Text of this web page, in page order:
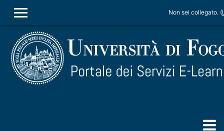
PANNELLO LATERALE
Non sei collegato. (